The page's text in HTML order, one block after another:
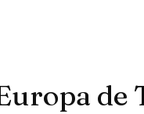
de